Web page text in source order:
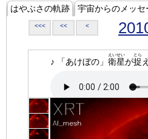
はやぶさの軌跡 宇宙からのメッセ
<<< << <
♪ 「あけぼの」 衛星
えいせい
が捉
とら